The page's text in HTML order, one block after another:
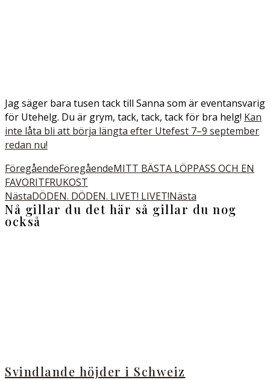
Jag säger bara tusen tack till Sanna som är eventansvarig
för Utehelg. Du är grym, tack, tack, tack för bra helg! Kan
inte låta bli att börja längta efter Utefest 7–9 september
redan nu!
FöregåendeFöregåendeMITT BÄSTA LÖPPASS OCH EN
FAVORITFRUKOST
NästaDÖDEN. DÖDEN. LIVET! LIVET!Nästa
Nå gillar du det här så gillar du nog
också
Svindlande höjder i Schweiz